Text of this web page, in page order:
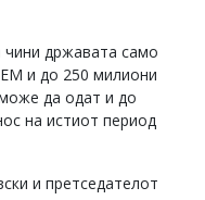
чини државата само
и до 250 милиони
да одат и до
на истиот период
и претседателот